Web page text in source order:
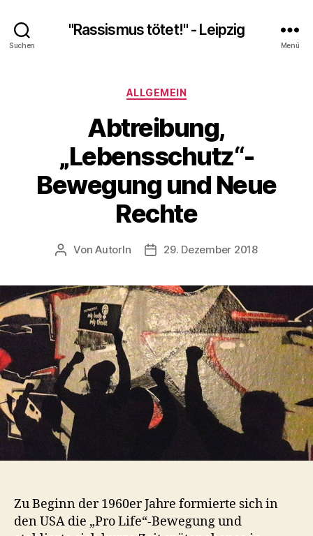
Suchen
"Rassismus tötet!" - Leipzig
Menü
Kategorien
ALLGEMEIN
Abtreibung,
„Lebensschutz“-
Bewegung und Neue
Rechte
Beitragsautor
VonAutorIn Veröffentlichungsdatum
29. Dezember 2018
Zu Beginn der 1960er Jahre formierte sich in
den USA die „Pro Life“-Bewegung und